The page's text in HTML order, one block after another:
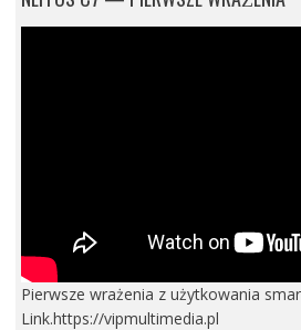
Pierwsze wrażenia z użytkowania
Link.https://vipmultimedia.pl